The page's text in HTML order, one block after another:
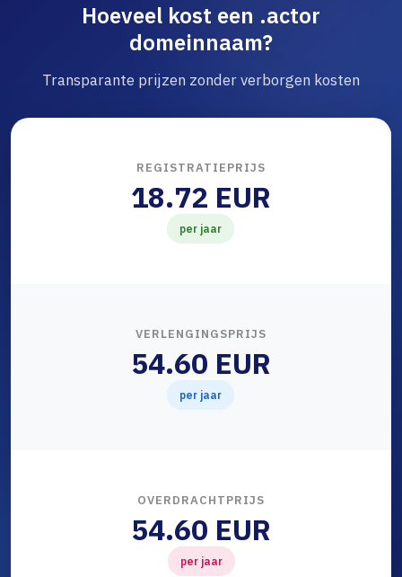
Hoeveel kost een .actor
domeinnaam?
Transparante prijzen zonder verborgen kosten
REGISTRATIEPRIJS
18.72 EUR
per jaar
VERLENGINGSPRIJS
54.60 EUR
per jaar
OVERDRACHTPRIJS
54.60 EUR
per jaar